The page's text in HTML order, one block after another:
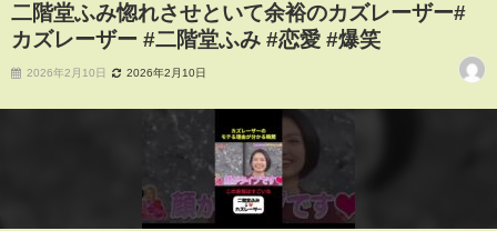
二階堂ふみ惚れさせといて余裕のカズレーザー#
カズレーザー #二階堂ふみ #恋愛 #爆笑
2026年2月10日 2026年2月10日